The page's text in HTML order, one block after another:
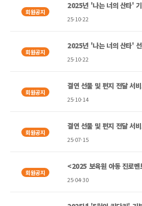
회원공지
2025년 '나는 너의 산타'
25-10-22
회원공지
2025년 '나는 너의 산타'
25-10-22
회원공지
결연 선물 및 편지 전달 서
25-10-14
회원공지
결연 선물 및 편지 전달 서
25-07-15
회원공지
<2025 보육원 아동 진로멘
25-04-30